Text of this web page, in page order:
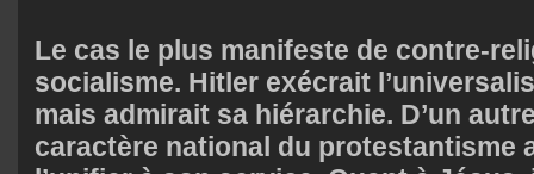
Le cas le plus manifeste de contre-
socialisme. Hitler exécrait
mais admirait sa hiérarchie. D’un
caractère national du protestantisme